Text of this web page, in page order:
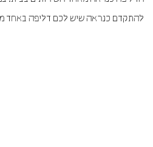
להתקדם כנראה שיש לכם דליפה באחד